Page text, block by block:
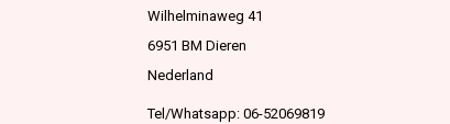
Wilhelminaweg 41
6951 BM Dieren
Nederland
Tel/Whatsapp: 06-52069819